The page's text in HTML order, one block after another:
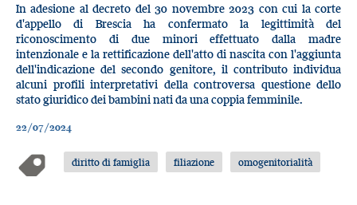
In adesione al decreto del 30 novembre 2023 con cui la corte
d'appello di Brescia ha confermato la legittimità del
riconoscimento di due minori effettuato dalla madre
intenzionale e la rettificazione dell'atto di nascita con l'aggiunta
dell'indicazione del secondo genitore, il contributo individua
alcuni profili interpretativi della controversa questione dello
stato giuridico dei bambini nati da una coppia femminile.
22/07/2024
diritto di famiglia filiazione omogenitorialità